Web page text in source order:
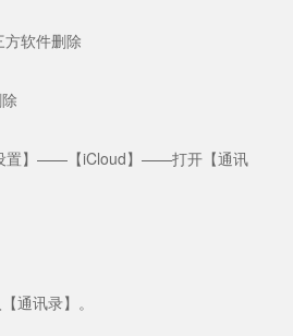
置】——【iCloud】——打开【通讯
通讯录】。